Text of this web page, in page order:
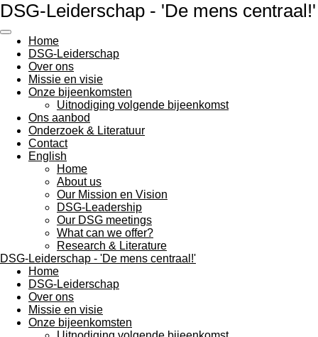
Ga
naar
de
hoofdinhoud
DSG-Leiderschap - 'De mens centraal!'
Home
DSG-Leiderschap
Over ons
Missie en visie
Onze bijeenkomsten
Uitnodiging volgende bijeenkomst
Ons aanbod
Onderzoek & Literatuur
Contact
English
Home
About us
Our Mission en Vision
DSG-Leadership
Our DSG meetings
What can we offer?
Research & Literature
DSG-Leiderschap - 'De mens centraal!'
Home
DSG-Leiderschap
Over ons
Missie en visie
Onze bijeenkomsten